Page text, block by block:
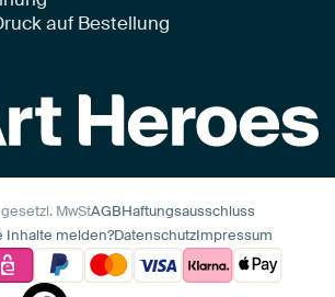
auf Bestellung
MwStAGBHaftungsausschluss
Inhalte melden?DatenschutzImpressum